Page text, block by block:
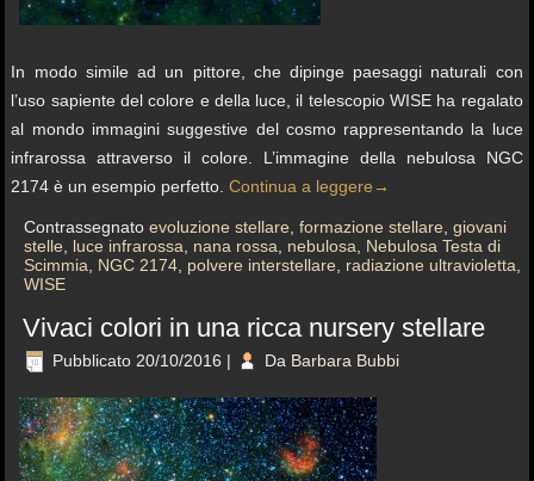
In modo simile ad un pittore, che dipinge paesaggi naturali con
l’uso sapiente del colore e della luce, il telescopio WISE ha regalato
al mondo immagini suggestive del cosmo rappresentando la luce
infrarossa attraverso il colore. L’immagine della nebulosa NGC
2174 è un esempio perfetto.Continua a leggere →
Contrassegnato evoluzione stellare ,formazione stellare ,giovani
stelle
luce infrarossa nana rossa nebulosa
Nebulosa Testa di
Scimmia
NGC 2174 polvere interstellare radiazione ultravioletta
WISE
Vivaci colori in una ricca nursery stellare
Pubblicato 20/10/2016 | Da Barbara Bubbi